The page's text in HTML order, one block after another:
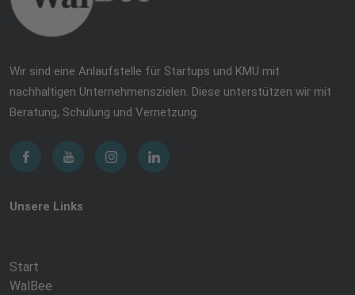
Wir sind eine Anlaufstelle für Startups und KMU mit
nachhaltigen Unternehmenszielen. Diese unterstützen wir mit
Beratung, Schulung und Vernetzung.
Unsere Links
Start
WalBee